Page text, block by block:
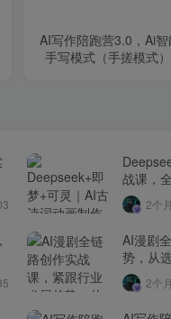
AI写作陪跑营3.0，Ai
手写模式（手搓模式
战课，
2个
AI漫剧
势，从
作品
2个